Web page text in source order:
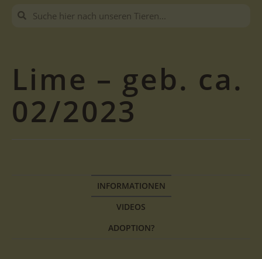
Lime – geb. ca.
02/2023
INFORMATIONEN
VIDEOS
ADOPTION?